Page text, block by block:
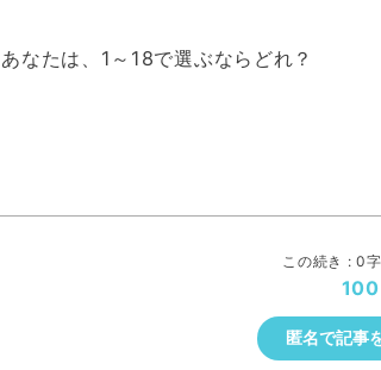
あなたは、1～18で選ぶならどれ？
この続き : 0
100
匿名で記事